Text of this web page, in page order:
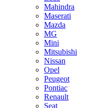
Mahindra
Maserati
Mazda
MG
Mini
Mitsubishi
Nissan
Opel
Peugeot
Pontiac
Renault
Seat